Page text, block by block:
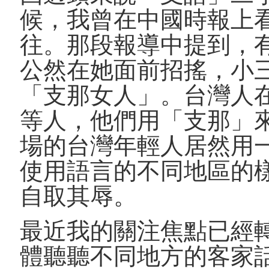
候，我曾在中國時報上
往。那段報導中提到，
公然在她面前招搖，小
「支那女人」。台灣
等人，他們用「支那」
場的台灣年輕人居然用
使用語言的不同地區的
自取其辱。
最近我的關注焦點已經
體聽聽不同地方的客家